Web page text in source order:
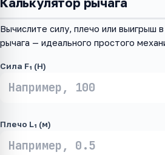
Вычислите силу, плечо или выигрыш
рычага — идеального простого
Сила F₁ (Н)
Плечо L₁ (м)